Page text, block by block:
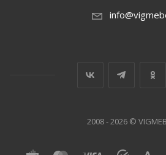
2008 - 2026 ©